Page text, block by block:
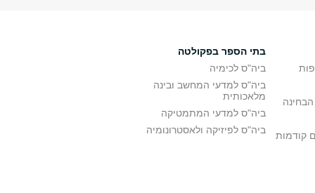
קודמות
בתי הספר בפקולטה
ביה"ס לכימיה
ביה"ס למדעי המחשב ובינה
מלאכותית
ביה"ס למדעי המתמטיקה
ביה"ס לפיזיקה ולאסטרונומיה